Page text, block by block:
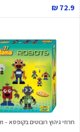
72.9 ₪
חרוזי גיהוץ רובוטים בקופסא - Ham...